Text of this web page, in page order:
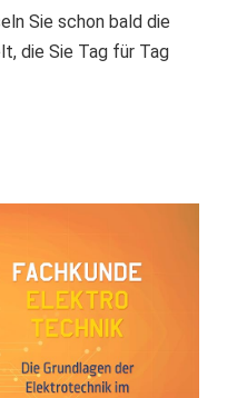
Sie schon bald die
die Sie Tag für Tag